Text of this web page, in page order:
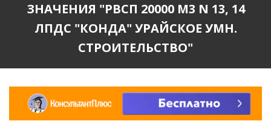
ЗНАЧЕНИЯ "РВСП 20000 М3 N 13, 14
ЛПДС "КОНДА" УРАЙСКОЕ УМН.
СТРОИТЕЛЬСТВО"